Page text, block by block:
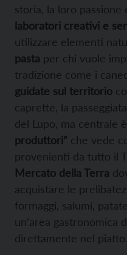
storia, la loro passione
laboratori creativi e
utilizzare elementi
pasta per chi vuole
tradizione come i
guidate sul territorio
caprette, la
del Lupo, ma centrale
produttori” che vede
provenienti da tutto il
Mercato della Terra
acquistare le
formaggi, salumi,
un’area gastronomica
direttamente nel piatto.